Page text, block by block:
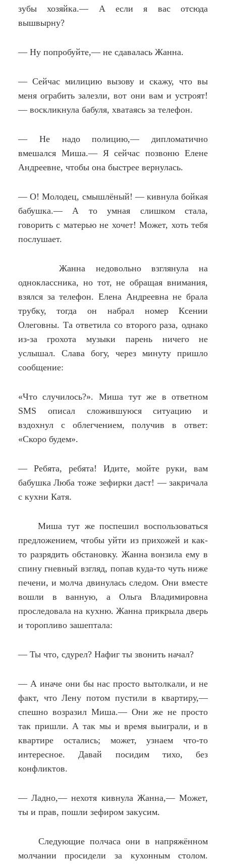
зубы хозяйка.— А если я вас отсюда
вышвырну?
— Ну попробуйте,— не сдавалась Жанна.
— Сейчас милицию вызову и скажу, что вы
меня ограбить залезли, вот они вам и устроят!
— воскликнула бабуля, хватаясь за телефон.
— Не надо полицию,— дипломатично
вмешался Миша.— Я сейчас позвоню Елене
Андреевне, чтобы она быстрее вернулась.
— О! Молодец, смышлёный! — кивнула бойкая
бабушка.— А то умная слишком стала,
говорить с матерью не хочет! Может, хоть тебя
послушает.
Жанна недовольно взглянула на
одноклассника, но тот, не обращая внимания,
взялся за телефон. Елена Андреевна не брала
трубку, тогда он набрал номер Ксении
Олеговны. Та ответила со второго раза, однако
из-за грохота музыки парень ничего не
услышал. Слава богу, через минуту пришло
сообщение:
«Что случилось?». Миша тут же в ответном
SMS описал сложившуюся ситуацию и
вздохнул с облегчением, получив в ответ:
«Скоро будем».
— Ребята, ребята! Идите, мойте руки, вам
бабушка Люба тоже зефирки даст! — закричала
с кухни Катя.
Миша тут же поспешил воспользоваться
предложением, чтобы уйти из прихожей и как-
то разрядить обстановку. Жанна вонзила ему в
спину гневный взгляд, попав куда-то чуть ниже
печени, и молча двинулась следом. Они вместе
вошли в ванную, а Ольга Владимировна
проследовала на кухню. Жанна прикрыла дверь
и торопливо зашептала:
— Ты что, сдурел? Нафиг ты звонить начал?
— А иначе они бы нас просто вытолкали, и не
факт, что Лену потом пустили в квартиру,—
спешно возразил Миша.— Они же не просто
так пришли. А так мы и время выиграли, и в
квартире остались; может, узнаем что-то
интересное. Давай посидим тихо, без
конфликтов.
— Ладно,— нехотя кивнула Жанна,— Может,
ты и прав, пошли зефиром закусим.
Следующие полчаса они в напряжённом
молчании просидели за кухонным столом.